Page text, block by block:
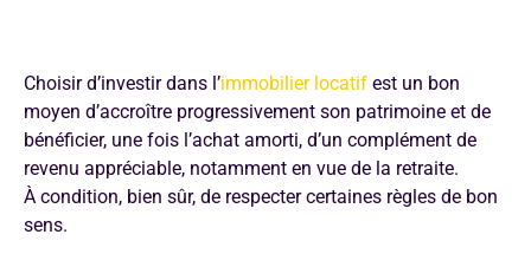
Choisir d’investir dans l’immobilier locatif est un bon
moyen d’accroître progressivement son patrimoine et de
bénéficier, une fois l’achat amorti, d’un complément de
revenu appréciable, notamment en vue de la retraite.
À condition, bien sûr, de respecter certaines règles de bon
sens.